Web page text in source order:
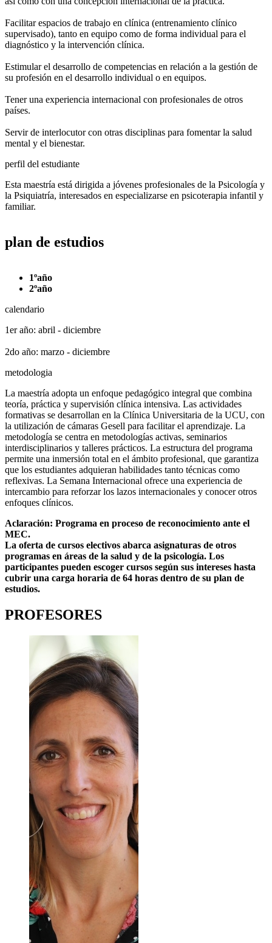
Facilitar espacios de trabajo en clínica (entrenamiento clínico
supervisado), tanto en equipo como de forma individual para el
diagnóstico y la intervención clínica.
Estimular el desarrollo de competencias en relación a la gestión de
su profesión en el desarrollo individual o en equipos.
Tener una experiencia internacional con profesionales de otros
países.
Servir de interlocutor con otras disciplinas para fomentar la salud
mental y el bienestar.
perfil del estudiante
Esta maestría está dirigida a jóvenes profesionales de la Psicología y
la Psiquiatría, interesados en especializarse en psicoterapia infantil y
familiar.
plan de estudios
1ºaño
2ºaño
calendario
1er año: abril - diciembre
2do año: marzo - diciembre
metodologia
La maestría adopta un enfoque pedagógico integral que combina
teoría, práctica y supervisión clínica intensiva. Las actividades
formativas se desarrollan en la Clínica Universitaria de la UCU, con
la utilización de cámaras Gesell para facilitar el aprendizaje. La
metodología se centra en metodologías activas, seminarios
interdisciplinarios y talleres prácticos. La estructura del programa
permite una inmersión total en el ámbito profesional, que garantiza
que los estudiantes adquieran habilidades tanto técnicas como
reflexivas. La Semana Internacional ofrece una experiencia de
intercambio para reforzar los lazos internacionales y conocer otros
enfoques clínicos.
Aclaración: Programa en proceso de reconocimiento ante el
MEC.
La oferta de cursos electivos abarca asignaturas de otros
programas en áreas de la salud y de la psicología. Los
participantes pueden escoger cursos según sus intereses hasta
cubrir una carga horaria de 64 horas dentro de su plan de
estudios.
PROFESORES